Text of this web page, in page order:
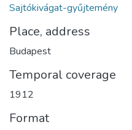
Sajtókivágat-gyűjtemény
Place, address
Budapest
Temporal coverage
1912
Format